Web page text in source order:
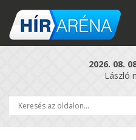
2026. 08.
László